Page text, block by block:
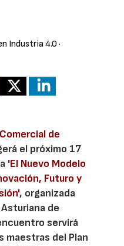
Industria 4.0 ·
de
el próximo 17
'El Nuevo Modelo
Futuro y
, organizada
de
servirá
maestras del Plan